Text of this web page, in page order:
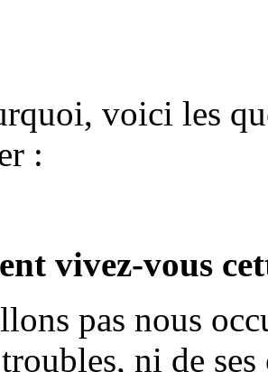
voici les
:
vivez-vous
pas nous
ni de